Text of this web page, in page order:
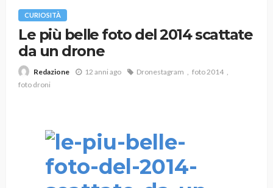
CURIOSITÀ
Le più belle foto del 2014 scattate
da un drone
Redazione 12 anni ago Dronestagram
foto 2014
foto droni